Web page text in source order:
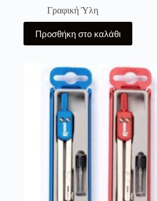
Γραφική Ύλη
Προσθήκη στο καλάθι